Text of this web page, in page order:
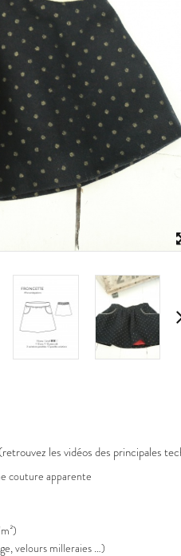
les vidéos des principales
couture apparente
velours milleraies …)